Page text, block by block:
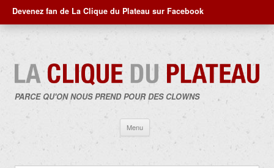
Devenez fan de La Clique du Plateau sur Facebook
PARCE QU'ON NOUS PREND POUR DES CLOWNS
Menu
contenu